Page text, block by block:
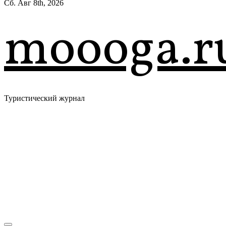
Сб. Авг 8th, 2026
Туристический журнал